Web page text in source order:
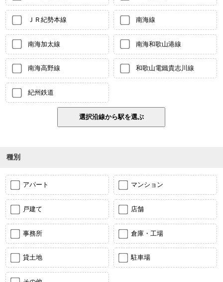
ＪＲ紀勢本線 南海線
南海加太線 南海和歌山港線
南海高野線 和歌山電鐵貴志川線
紀州鉄道
種別
アパート マンション
戸建て 店舗
事務所 倉庫・工場
貸土地 駐車場